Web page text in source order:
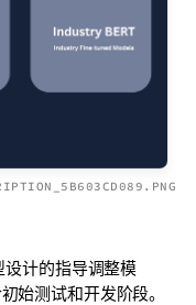
计的指导调整模
始测试和开发阶段。